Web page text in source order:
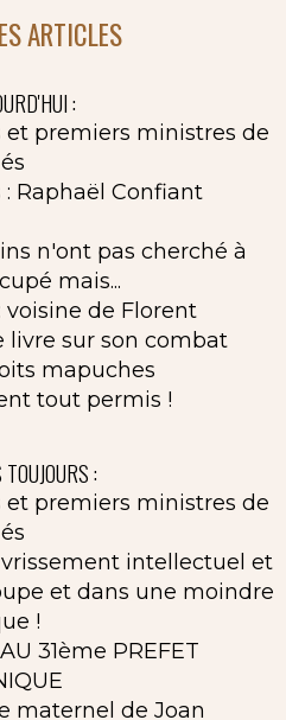
ARTICLES
:
et premiers ministres de
Raphaël Confiant
n'ont pas cherché à
mais...
voisine de Florent
livre sur son combat
mapuches
tout permis !
:
et premiers ministres de
intellectuel et
et dans une moindre
!
31ème PREFET
maternel de Joan